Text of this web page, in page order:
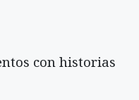
con historias